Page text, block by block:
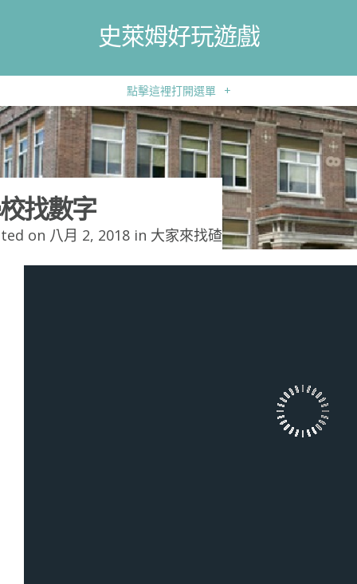
史萊姆好玩遊戲
點擊這裡打開選單 +
找數字
on 八月 2, 2018 in 大家來找碴